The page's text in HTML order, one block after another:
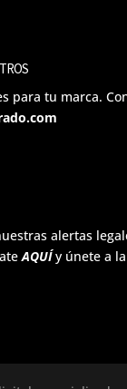
para tu marca.
alertas
AQUÍ y únete a